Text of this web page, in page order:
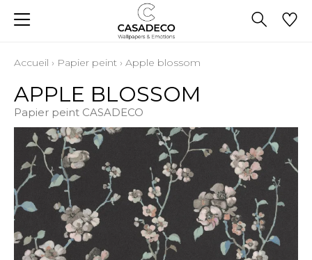
Accueil › Papier peint › Apple blossom
APPLE BLOSSOM
Papier peint CASADECO